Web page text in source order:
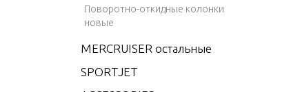
Поворотно-откидные колонки
новые
MERCRUISER остальные
SPORTJET